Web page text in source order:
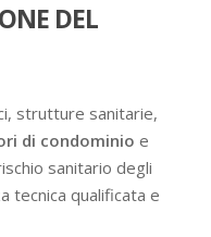
DEL
strutture sanitarie,
di condominio e
sanitario degli
tecnica qualificata e